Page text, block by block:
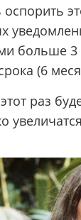
оспорить
больше 3
(6
раз